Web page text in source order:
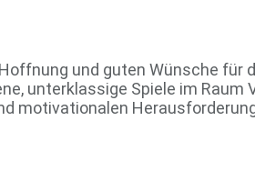
und guten Wünsche für
unterklassige Spiele im Raum
motivationalen